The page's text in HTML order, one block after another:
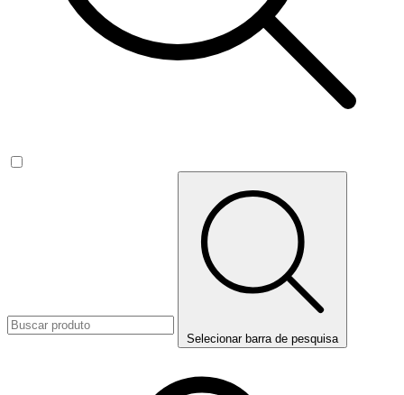
Selecionar barra de pesquisa